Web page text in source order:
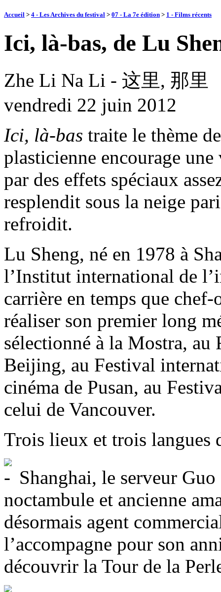
Accueil > 4 - Les Archives du festival > 07 - La 7e édition > 1 - Films récents
Ici, là-bas, de Lu
Zhe Li Na Li - 这里, 那里
vendredi 22 juin 2012
Ici, là-bas traite le thème
plasticienne encourage
par des effets spéciaux
resplendit sous la neige
refroidit.
Lu Sheng, né en 1978 à
l’Institut international de
carrière en temps que
réaliser son premier long
sélectionné à la Mostra,
Beijing, au Festival
cinéma de Pusan, au
celui de Vancouver.
Trois lieux et trois langues
Shanghai, le serveur
noctambule et ancienne
désormais agent
l’accompagne pour son
découvrir la Tour de la